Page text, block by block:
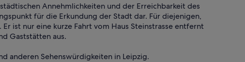
Annehmlichkeiten und der Erreichbarkeit des
für die Erkundung der Stadt dar. Für diejenigen,
ist nur eine kurze Fahrt vom Haus Steinstrasse entfernt
Gaststätten aus.
anderen Sehenswürdigkeiten in Leipzig.